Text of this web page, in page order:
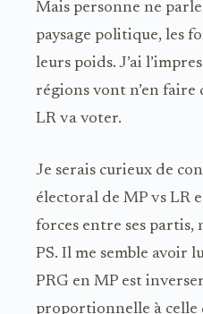
Mais personne ne
paysage politique, les
leurs poids. J’ai
régions vont n’en faire
LR va voter.
Je serais curieux de
électoral de MP vs LR
forces entre ses partis,
PS. Il me semble avoir
PRG en MP est
proportionnelle à celle